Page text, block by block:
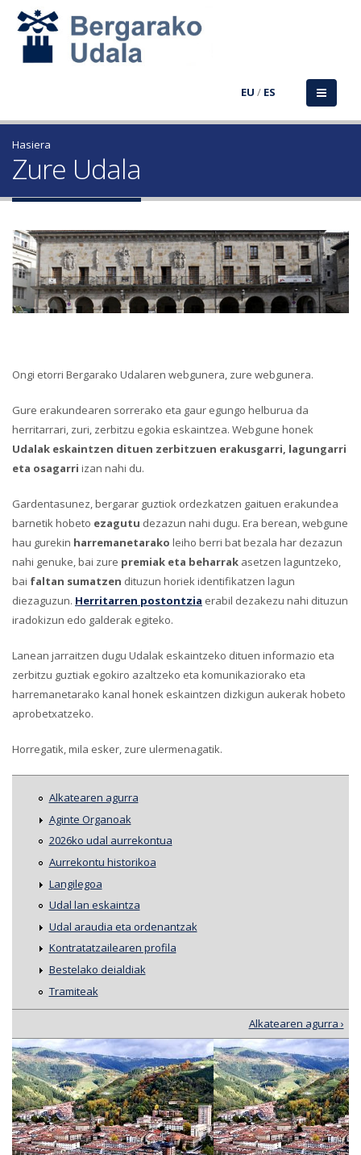
EU / ES
Hasiera
Zure Udala
Ongi etorri Bergarako Udalaren webgunera, zure webgunera.
Gure erakundearen sorrerako eta gaur egungo helburua da
herritarrari, zuri, zerbitzu egokia eskaintzea. Webgune honek
Udalak eskaintzen dituen zerbitzuen erakusgarri, lagungarri
eta osagarri izan nahi du.
Gardentasunez, bergarar guztiok ordezkatzen gaituen erakundea
barnetik hobeto ezagutu dezazun nahi dugu. Era berean, webgune
hau gurekin harremanetarako leiho berri bat bezala har dezazun
nahi genuke, bai zure premiak eta beharrak asetzen laguntzeko,
bai faltan sumatzen dituzun horiek identifikatzen lagun
diezaguzun. Herritarren postontzia erabil dezakezu nahi dituzun
iradokizun edo galderak egiteko.
Lanean jarraitzen dugu Udalak eskaintzeko dituen informazio eta
zerbitzu guztiak egokiro azaltzeko eta komunikaziorako eta
harremanetarako kanal honek eskaintzen dizkigun aukerak hobeto
aprobetxatzeko.
Horregatik, mila esker, zure ulermenagatik.
Alkatearen agurra
Aginte Organoak
2026ko udal aurrekontua
Aurrekontu historikoa
Langilegoa
Udal lan eskaintza
Udal araudia eta ordenantzak
Kontratatzailearen profila
Bestelako deialdiak
Tramiteak
Alkatearen agurra ›